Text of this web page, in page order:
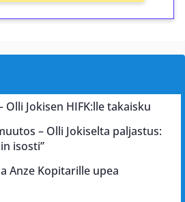
Olli Jokisen HIFK:lle takaisku
– Olli Jokiselta paljastus:
isosti”
Anze Kopitarille upea